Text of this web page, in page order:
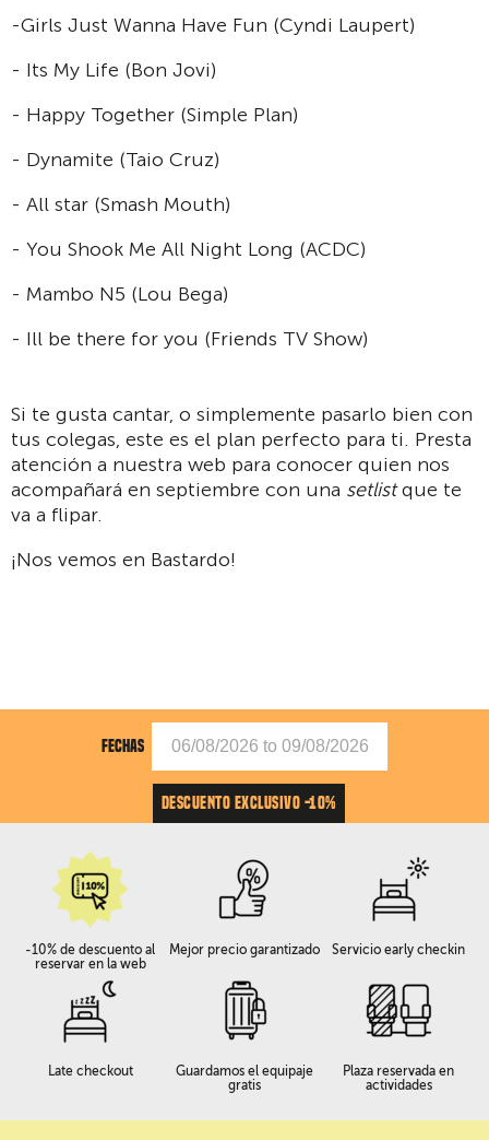
-Girls Just Wanna Have Fun (Cyndi Laupert)
- Its My Life (Bon Jovi)
- Happy Together (Simple Plan)
- Dynamite (Taio Cruz)
- All star (Smash Mouth)
- You Shook Me All Night Long (ACDC)
- Mambo N5 (Lou Bega)
- Ill be there for you (Friends TV Show)
Si te gusta cantar, o simplemente pasarlo bien con
tus colegas, este es el plan perfecto para ti. Presta
atención a nuestra web para conocer quien nos
acompañará en septiembre con una setlistque te
va a flipar.
¡Nos vemos en Bastardo!
FECHAS
DESCUENTO EXCLUSIVO -10%
-10% de descuento al
reservar en la web
Mejor precio garantizado Servicio early checkin
Late checkout
Guardamos el equipaje
gratis
Plaza reservada en
actividades